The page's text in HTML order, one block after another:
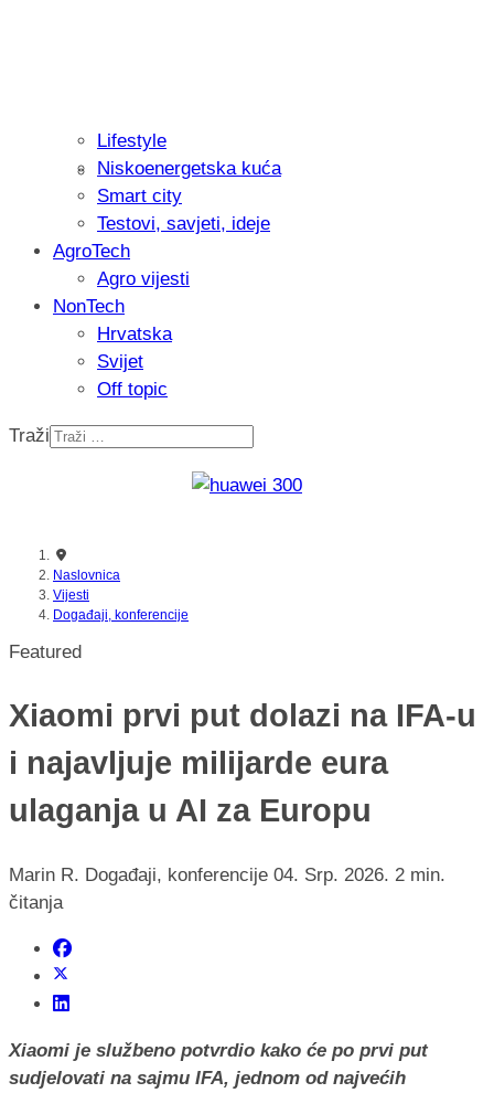
Recenzija: Philips All-in-One Trimmer
muškarcu
Isprobali smo: Thermostar
Lifestyle
Niskoenergetska kuća
Smart city
Testovi, savjeti, ideje
AgroTech
Agro vijesti
NonTech
Hrvatska
Svijet
Off topic
Traži
Naslovnica
Vijesti
Događaji, konferencije
Featured
Xiaomi prvi put dolazi na IFA-u
i najavljuje milijarde eura
ulaganja u AI za Europu
Marin R. Događaji, konferencije 04. Srp. 2026. 2 min.
čitanja
Xiaomi je službeno potvrdio kako će po prvi put
sudjelovati na sajmu IFA, jednom od najvećih